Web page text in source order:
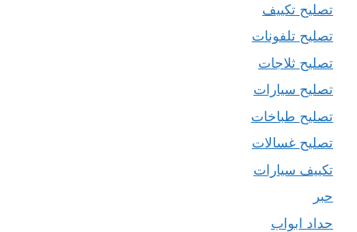
تصليح تكييف
تصليح تلفونات
تصليح ثلاجات
تصليح سيارات
تصليح طباخات
تصليح غسالات
تكييف سيارات
حبر
حداد ابواب